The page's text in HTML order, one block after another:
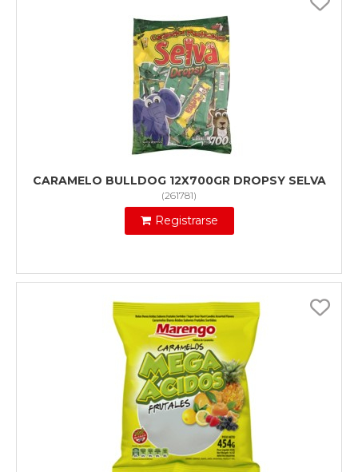
CARAMELO BULLDOG 12X700GR DROPSY SELVA
(261781)
Registrarse